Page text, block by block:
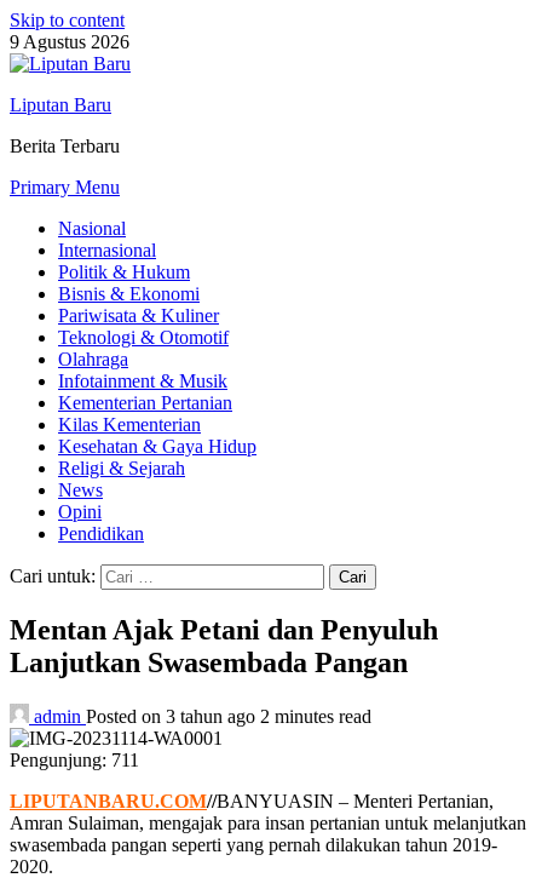
Skip to content
9 Agustus 2026
Liputan Baru
Berita Terbaru
Primary Menu
Nasional
Internasional
Politik & Hukum
Bisnis & Ekonomi
Pariwisata & Kuliner
Teknologi & Otomotif
Olahraga
Infotainment & Musik
Kementerian Pertanian
Kilas Kementerian
Kesehatan & Gaya Hidup
Religi & Sejarah
News
Opini
Pendidikan
Cari untuk:
Mentan Ajak Petani dan Penyuluh
Lanjutkan Swasembada Pangan
admin Posted on 3 tahun ago 2 minutes read
Pengunjung: 711
LIPUTANBARU.COM//BANYUASIN – Menteri Pertanian,
Amran Sulaiman, mengajak para insan pertanian untuk melanjutkan
swasembada pangan seperti yang pernah dilakukan tahun 2019-
2020.